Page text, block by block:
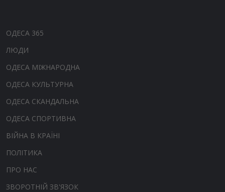
ОДЕСА 365
ЛЮДИ
ОДЕСА МІЖНАРОДНА
ОДЕСА КУЛЬТУРНА
ОДЕСА СКАНДАЛЬНА
ОДЕСА СПОРТИВНА
ВІЙНА В КРАЇНІ
ПОЛІТИКА
ПРО НАС
ЗВОРОТНІЙ ЗВ'ЯЗОК